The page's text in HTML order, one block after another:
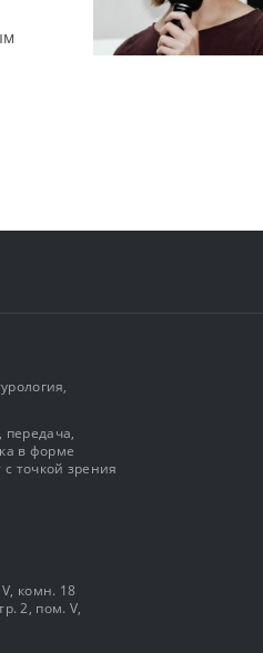
передача,
в форме
точкой зрения
комн. 18
2, пом. V,